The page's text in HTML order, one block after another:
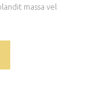
massa vel